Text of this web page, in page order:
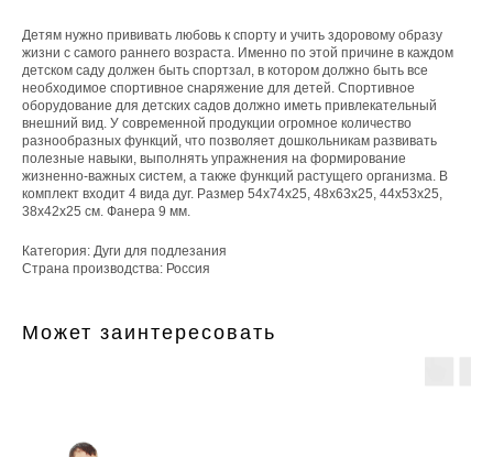
Детям нужно прививать любовь к спорту и учить здоровому образу
жизни с самого раннего возраста. Именно по этой причине в каждом
детском саду должен быть спортзал, в котором должно быть все
необходимое спортивное снаряжение для детей. Спортивное
оборудование для детских садов должно иметь привлекательный
внешний вид. У современной продукции огромное количество
разнообразных функций, что позволяет дошкольникам развивать
полезные навыки, выполнять упражнения на формирование
жизненно-важных систем, а также функций растущего организма. В
комплект входит 4 вида дуг. Размер 54х74х25, 48х63х25, 44х53х25,
38х42х25 см. Фанера 9 мм.
Категория: Дуги для подлезания
Страна производства: Россия
Может заинтересовать